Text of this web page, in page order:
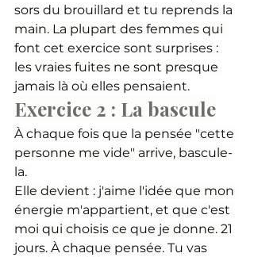
sors du brouillard et tu reprends la
main. La plupart des femmes qui
font cet exercice sont surprises :
les vraies fuites ne sont presque
jamais là où elles pensaient.
Exercice 2 : La bascule
À chaque fois que la pensée "cette
personne me vide" arrive, bascule-
la.
Elle devient : j'aime l'idée que mon
énergie m'appartient, et que c'est
moi qui choisis ce que je donne. 21
jours. À chaque pensée. Tu vas